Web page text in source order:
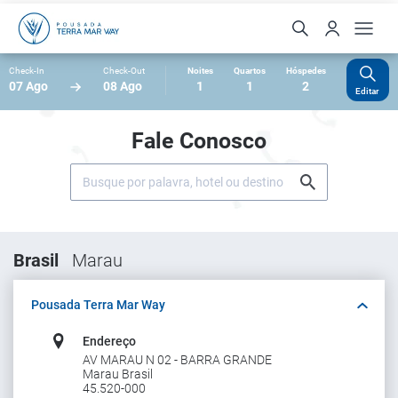
Check-In
07 Ago
Check-Out
08 Ago
Noites
1
Quartos
1
Hóspedes
2 Editar
Fale Conosco
Brasil Marau
Pousada Terra Mar Way
Endereço
AV MARAU N 02 - BARRA GRANDE
Marau Brasil
45.520-000